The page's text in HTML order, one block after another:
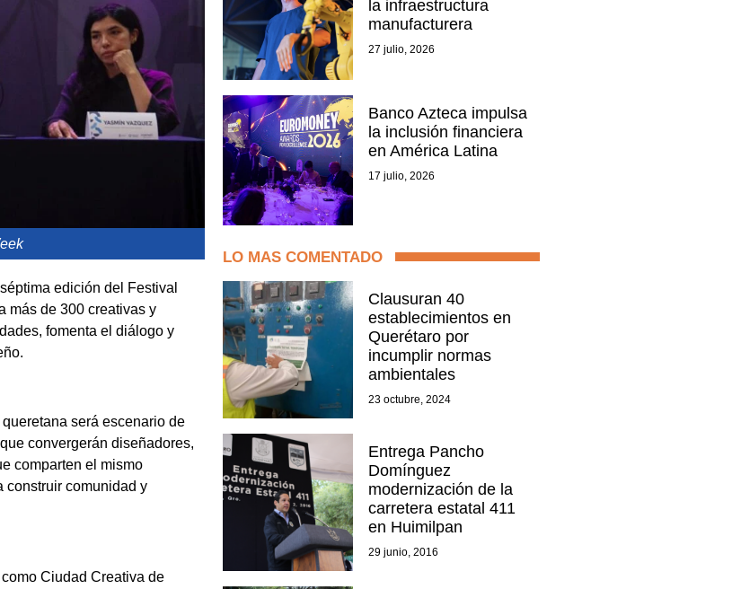
edición del Festival
más de 300 creativas y
fomenta el diálogo y
será escenario de
convergerán diseñadores,
comparten el mismo
construir comunidad y
Ciudad Creativa de
la infraestructura
manufacturera
27 julio, 2026
Banco Azteca impulsa
la inclusión financiera
en América Latina
17 julio, 2026
LO MAS COMENTADO
Clausuran 40
establecimientos en
Querétaro por
incumplir normas
ambientales
23 octubre, 2024
Entrega Pancho
Domínguez
modernización de la
carretera estatal 411
en Huimilpan
29 junio, 2016